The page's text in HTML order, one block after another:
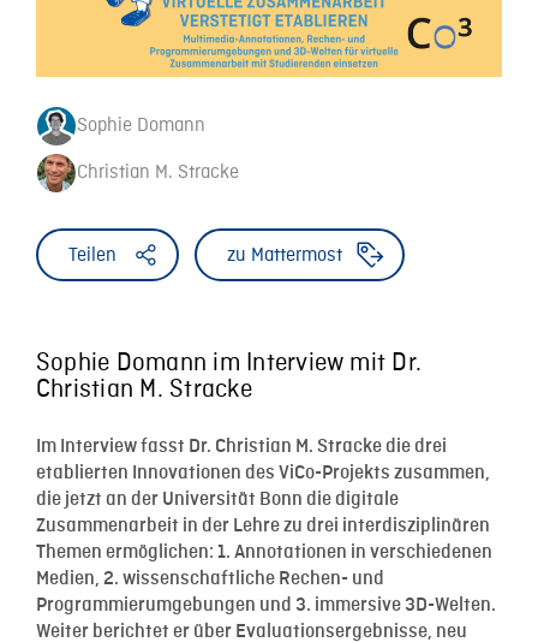
Sophie Domann
Christian M. Stracke
Teilen zu Mattermost
Sophie Domann im Interview mit Dr.
Christian M. Stracke
Im Interview fasst Dr. Christian M. Stracke die drei
etablierten Innovationen des ViCo-Projekts zusammen,
die jetzt an der Universität Bonn die digitale
Zusammenarbeit in der Lehre zu drei interdisziplinären
Themen ermöglichen: 1. Annotationen in verschiedenen
Medien, 2. wissenschaftliche Rechen- und
Programmierumgebungen und 3. immersive 3D-Welten.
Weiter berichtet er über Evaluationsergebnisse, neu